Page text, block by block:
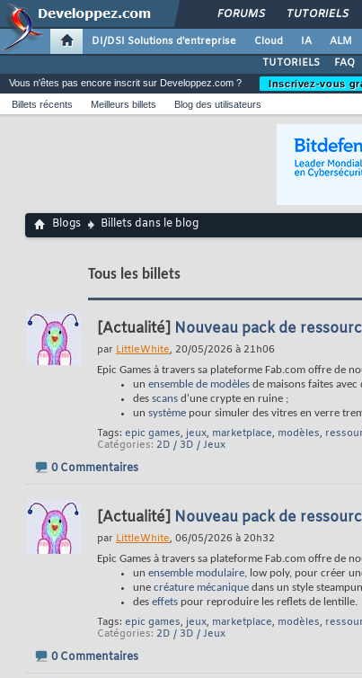
FORUMS TUTORIELS
DI/DSI Solutions d'entreprise Cloud IA ALM
TUTORIELS
FAQ
Vous n'êtes pas encore inscrit sur Developpez.com ?
Inscrivez-vous
Billets récents
Meilleurs billets Blog des utilisateurs
Blogs Billets dans le blog
Tous les billets
[Actualité] Nouveau pack de
par LittleWhite, 20/05/2026 à 21h06
Epic Games à travers sa plateforme Fab.com offre de
un ensemble de modèles de maisons faites avec
des scans d'une crypte en ruine ;
un système pour simuler des vitres en verre
Tags: epic games, jeux, marketplace, modèles,
Catégories 2D / 3D / Jeux
0 Commentaires
[Actualité] Nouveau pack de
par LittleWhite, 06/05/2026 à 20h32
Epic Games à travers sa plateforme Fab.com offre de
un ensemble modulaire, low poly, pour créer
une créature mécanique dans un style
des effets pour reproduire les reflets de lentille.
Tags: epic games, jeux, marketplace, modèles,
Catégories 2D / 3D / Jeux
0 Commentaires